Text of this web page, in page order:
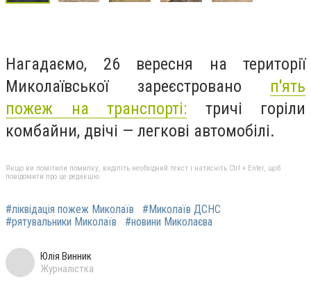
Нагадаємо, 26 вересня на території
Миколаївської зареєстровано п'ять
пожеж на транспорті: тричі горіли
комбайни, двічі — легкові автомобілі.
Якщо ви помітили помилку, виділіть необхідний текст і натисніть Ctrl + Enter, щоб
повідомити про це редакцію
#ліквідація пожеж Миколаїв
#Миколаїв ДСНС
#рятувальники Миколаїв
#новини Миколаєва
Юлія Винник
Журналістка